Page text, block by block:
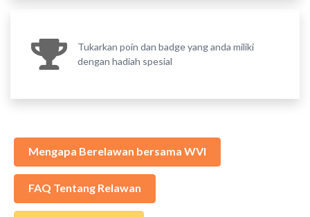
Tukarkan poin dan badge yang anda miliki
dengan hadiah spesial
Mengapa Berelawan bersama WVI
FAQ Tentang Relawan